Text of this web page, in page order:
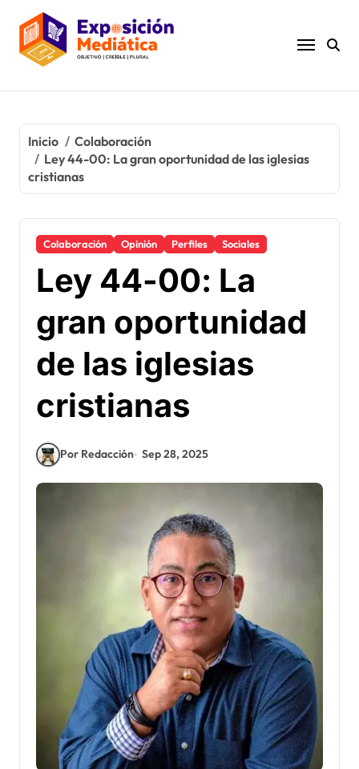
contenido
Inicio
Colaboración
Ley 44-00: La gran oportunidad de las iglesias
cristianas
Colaboración Opinión Perfiles Sociales
Ley 44-00: La
gran oportunidad
de las iglesias
cristianas
Por Redacción Sep 28, 2025